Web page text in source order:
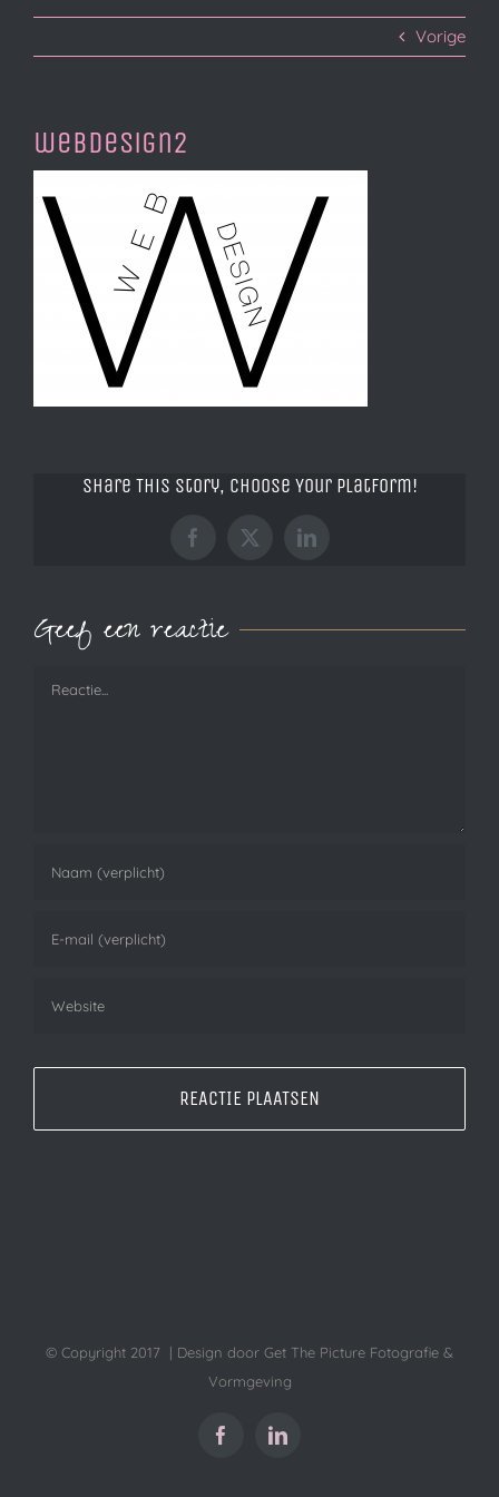
Vorige
webdesign2
Share This Story, Choose Your Platform!
Facebook
X LinkedIn
Geef een reactie
Reactie
© Copyright 2017 | Design door Get The Picture Fotografie &
Vormgeving
FacebookLinkedIn